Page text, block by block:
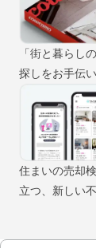
「街と暮らし
探しをお手伝
住まいの売却
立つ、新しい